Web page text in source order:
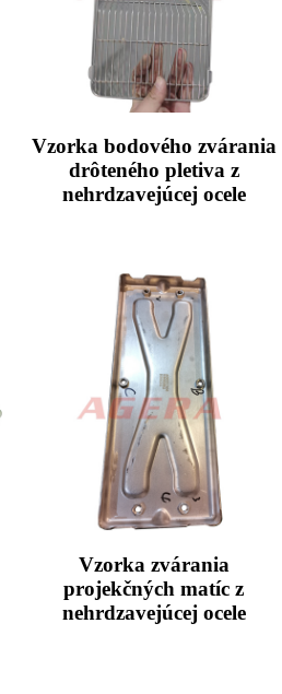
Vzorka bodového zvárania
drôteného pletiva z
nehrdzavejúcej ocele
Vzorka zvárania
projekčných matíc z
nehrdzavejúcej ocele